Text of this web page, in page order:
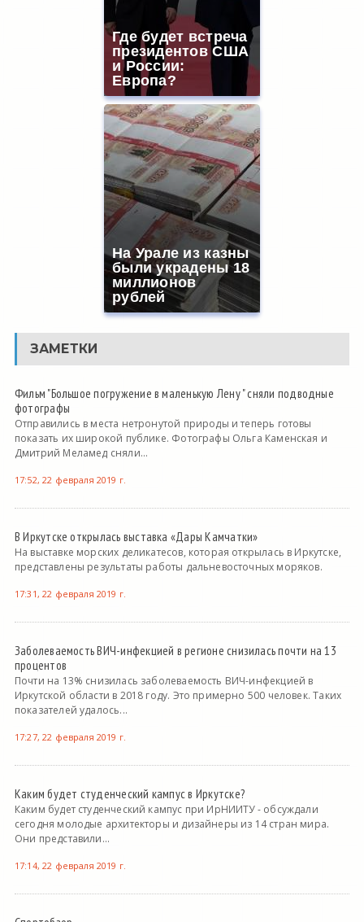
Где будет встреча
президентов США
и России:
Европа?
На Урале из казны
были украдены 18
миллионов
рублей
ЗАМЕТКИ
Фильм "Большое погружение в маленькую Лену " сняли подводные
фотографы
Отправились в места нетронутой природы и теперь готовы
показать их широкой публике. Фотографы Ольга Каменская и
Дмитрий Меламед сняли...
17:52, 22 февраля 2019 г.
В Иркутске открылась выставка «Дары Камчатки»
На выставке морских деликатесов, которая открылась в Иркутске,
представлены результаты работы дальневосточных моряков.
17:31, 22 февраля 2019 г.
Заболеваемость ВИЧ-инфекцией в регионе снизилась почти на 13
процентов
Почти на 13% снизилась заболеваемость ВИЧ-инфекцией в
Иркутской области в 2018 году. Это примерно 500 человек. Таких
показателей удалось...
17:27, 22 февраля 2019 г.
Каким будет студенческий кампус в Иркутске?
Каким будет студенческий кампус при ИрНИИТУ - обсуждали
сегодня молодые архитекторы и дизайнеры из 14 стран мира.
Они представили...
17:14, 22 февраля 2019 г.